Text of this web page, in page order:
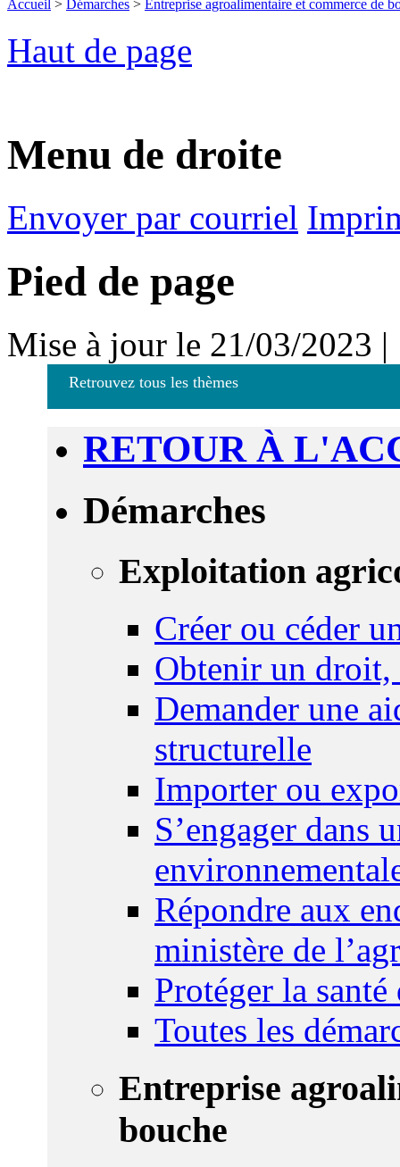
Accueil > Démarches > Entreprise agroalimentaire et commerce de
Haut de page
Menu de droite
Envoyer par courriel
Pied de page
Mise à jour le 21/03/2023 |
Retrouvez tous les thèmes
RETOUR À
Démarches
Exploitation
Créer ou céder
Obtenir un droit,
Demander une
structurelle
Importer ou
S’engager dans
Répondre aux
ministère de
Protéger la
Toutes les
Entreprise
bouche